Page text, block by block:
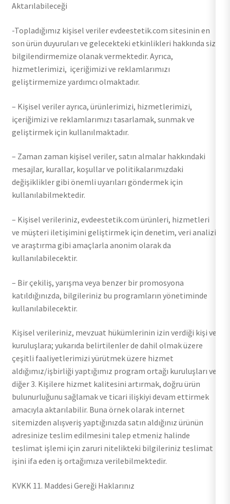
Aktarılabileceği
-Topladığımız kişisel veriler evdeestetik.com sitesinin en
son ürün duyuruları ve gelecekteki etkinlikleri hakkında sizi
bilgilendirmemize olanak vermektedir. Ayrıca,
hizmetlerimizi, içeriğimizi ve reklamlarımızı
geliştirmemize yardımcı olmaktadır.
– Kişisel veriler ayrıca, ürünlerimizi, hizmetlerimizi,
içeriğimizi ve reklamlarımızı tasarlamak, sunmak ve
geliştirmek için kullanılmaktadır.
– Zaman zaman kişisel veriler, satın almalar hakkındaki
mesajlar, kurallar, koşullar ve politikalarımızdaki
değişiklikler gibi önemli uyarıları göndermek için
kullanılabilmektedir.
– Kişisel verileriniz, evdeestetik.com ürünleri, hizmetleri
ve müşteri iletişimini geliştirmek için denetim, veri analizi
ve araştırma gibi amaçlarla anonim olarak da
kullanılabilecektir.
– Bir çekiliş, yarışma veya benzer bir promosyona
katıldığınızda, bilgileriniz bu programların yönetiminde
kullanılabilecektir.
Kişisel verileriniz, mevzuat hükümlerinin izin verdiği kişi ve
kuruluşlara; yukarıda belirtilenler de dahil olmak üzere
çeşitli faaliyetlerimizi yürütmek üzere hizmet
aldığımız/işbirliği yaptığımız program ortağı kuruluşları ve
diğer 3. Kişilere hizmet kalitesini artırmak, doğru ürün
bulunurluğunu sağlamak ve ticari ilişkiyi devam ettirmek
amacıyla aktarılabilir. Buna örnek olarak internet
sitemizden alışveriş yaptığınızda satın aldığınız ürünün
adresinize teslim edilmesini talep etmeniz halinde
teslimat işlemi için zaruri nitelikteki bilgileriniz teslimat
işini ifa eden iş ortağımıza verilebilmektedir.
KVKK 11. Maddesi Gereği Haklarınız